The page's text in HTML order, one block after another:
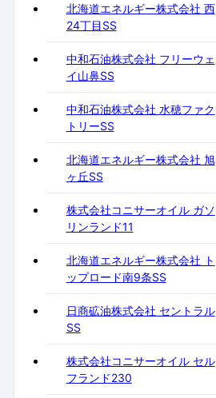
北海道エネルギー株式会社 西
24丁目SS
中和石油株式会社 フリーウェ
イ山鼻SS
中和石油株式会社 水穂ファク
トリーSS
北海道エネルギー株式会社 旭
ヶ丘SS
株式会社コニサーオイル ガソ
リンランド11
北海道エネルギー株式会社 ト
ップロード南9条SS
日商砿油株式会社 セントラル
SS
株式会社コニサーオイル セル
フランド230